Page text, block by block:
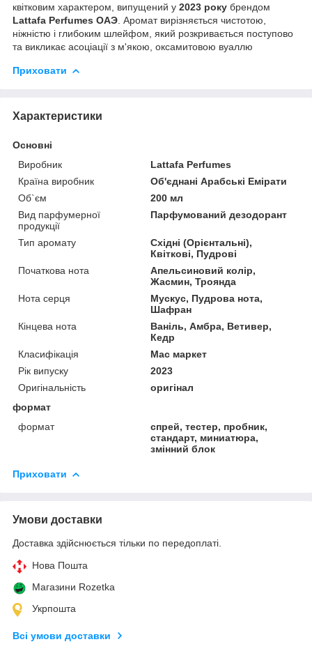
квітковим характером, випущений у 2023 року брендом
Lattafa Perfumes ОАЭ . Аромат вирізняється чистотою,
ніжністю і глибоким шлейфом, який розкривається поступово
та викликає асоціації з м'якою, оксамитовою вуаллю
Приховати
Характеристики
Основні
Виробник
Lattafa Perfumes
Країна виробник
Об'єднані Арабські Емірати
Об`єм
200 мл
Вид парфумерної
продукції
Парфумований дезодорант
Тип аромату
Східні (Орієнтальні),
Квіткові, Пудрові
Початкова нота
Апельсиновий колір,
Жасмин, Троянда
Нота серця
Мускус, Пудрова нота,
Шафран
Кінцева нота
Ваніль, Амбра, Ветивер,
Кедр
Класифікація
Мас маркет
Рік випуску
2023
Оригінальність
оригінал
формат
формат
спрей, тестер, пробник,
стандарт, миниатюра,
змінний блок
Приховати
Умови доставки
Доставка здійснюється тільки по передоплаті.
Нова Пошта
Магазини Rozetka
Укрпошта
Всі умови доставки